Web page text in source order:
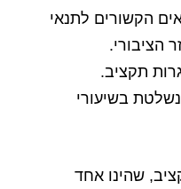
הקשורים לתנאי
הציבורי.
תקציב.
נשלטת בשיעורי
, שהינו אחד